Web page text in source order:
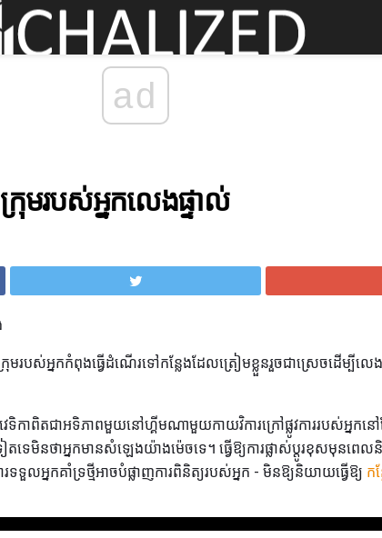
ad
រុមរបស់អ្នកលេងផ្ទាល់
របស់អ្នកកំពុងធ្វើដំណើរទៅកន្លែងដែលត្រៀមខ្លួនរួចជាស្រេចដើម្បីលេង
ទិកាពិតជាអទិភាពមួយនៅហ្គីមណាមួយកាយវិការក្រៅផ្លូវការរបស់អ្នកន
េមិនថាអ្នកមានសំឡេងយ៉ាងម៉េចទេ។ ធ្វើឱ្យការផ្លាស់ប្តូរខុសមុនពេ
ទួលអ្នកគាំទ្រថ្មីអាចបំផ្លាញការពិនិត្យរបស់អ្នក - មិនឱ្យនិយាយធ្វើឱ្យ ក